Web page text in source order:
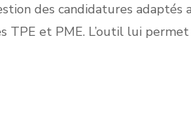
des candidatures
TPE et PME. L’outil lui permet